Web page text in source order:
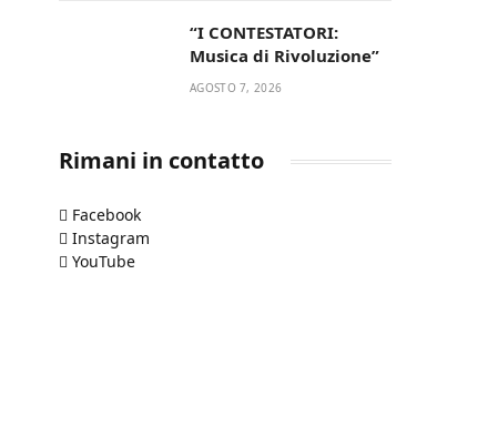
“I CONTESTATORI:
Musica di Rivoluzione”
AGOSTO 7, 2026
Rimani in contatto
Facebook
Instagram
YouTube